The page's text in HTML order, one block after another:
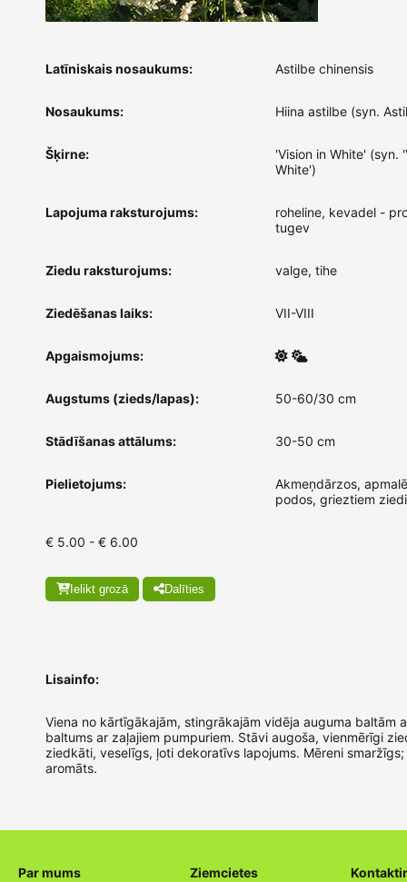
Latīniskais nosaukums: Astilbe chinensis
Nosaukums: Hiina astilbe (syn.
Šķirne:
'Vision in White' (syn.
White')
Lapojuma raksturojums:
roheline, kevadel -
tugev
Ziedu raksturojums: valge, tihe
Ziedēšanas laiks: VII-VIII
Apgaismojums:
Augstums (zieds/lapas): 50-60/30 cm
Stādīšanas attālums: 30-50 cm
Pielietojums:
Akmeņdārzos,
podos, grieztiem
€ 5.00 - € 6.00
Ielikt grozā Dalīties
Lisainfo:
Viena no kārtīgākajām, stingrākajām vidēja auguma baltām
baltums ar zaļajiem pumpuriem. Stāvi augoša, vienmērīgi
ziedkāti, veselīgs, ļoti dekoratīvs lapojums. Mēreni smaržīgs;
aromāts.
Par mums Ziemcietes